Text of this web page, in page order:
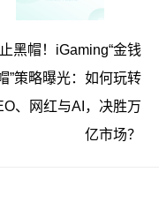
黑帽！iGaming“金钱
”策略曝光：如何玩转
、网红与AI，决胜万
亿市场？